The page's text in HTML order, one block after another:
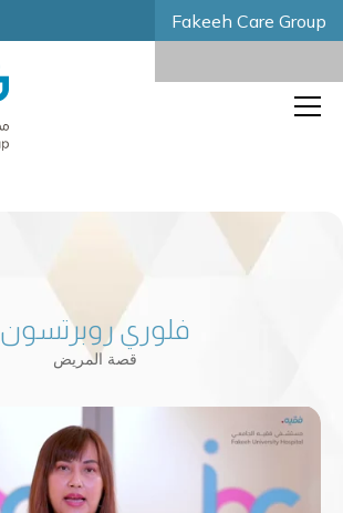
Fakeeh Care Group
فلوري روبرتسون
قصة المريض